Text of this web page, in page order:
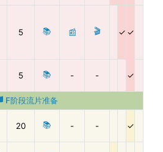
5 📚 📰 🎬
5 📚 - -
F阶段流片准备
20 📚 - -